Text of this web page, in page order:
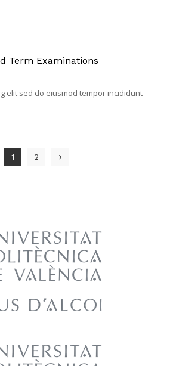
Term Examinations
elit sed do eiusmod tempor incididunt
1 2